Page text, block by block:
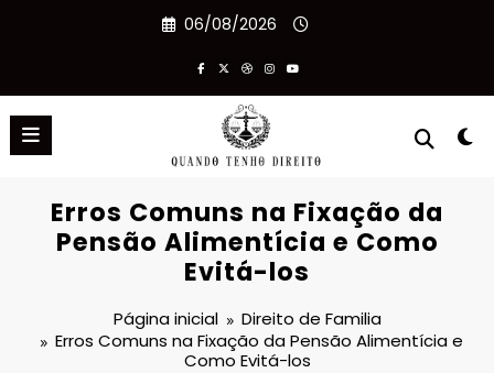
06/08/2026
Erros Comuns na Fixação da
Pensão Alimentícia e Como
Evitá-los
Página inicial
Direito de Familia
Erros Comuns na Fixação da Pensão Alimentícia e
Como Evitá-los